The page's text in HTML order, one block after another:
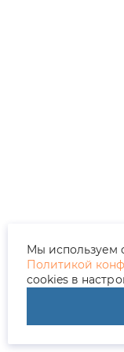
Мы используем
Политикой
cookies в